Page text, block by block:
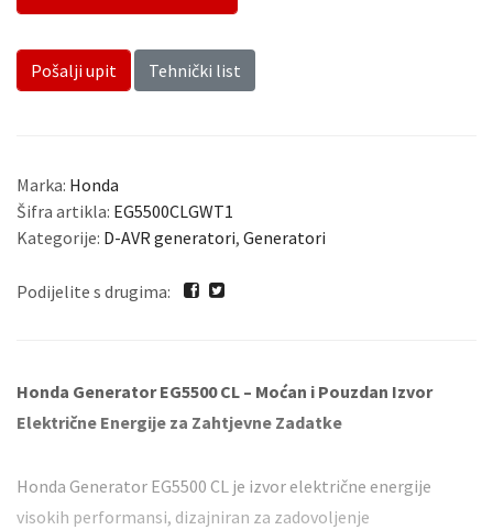
Pošalji upit Tehnički list
Marka: Honda
Šifra artikla: EG5500CLGWT1
Kategorije: D-AVR generatori, Generatori
Podijelite s drugima:
Honda Generator EG5500 CL – Moćan i Pouzdan Izvor
Električne Energije za Zahtjevne Zadatke
Honda Generator EG5500 CL je izvor električne energije
visokih performansi, dizajniran za zadovoljenje